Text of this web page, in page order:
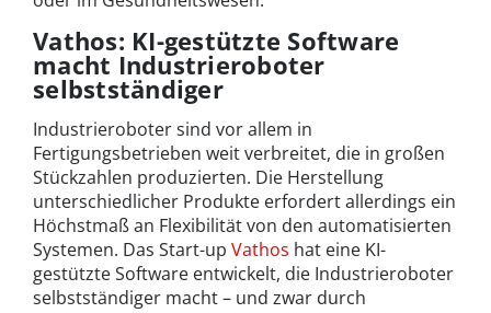
Vathos: KI-gestützte Software
macht Industrieroboter
selbstständiger
Industrieroboter sind vor allem in
Fertigungsbetrieben weit verbreitet, die in großen
Stückzahlen produzierten. Die Herstellung
unterschiedlicher Produkte erfordert allerdings ein
Höchstmaß an Flexibilität von den automatisierten
Systemen. Das Start-up Vathos hat eine KI-
gestützte Software entwickelt, die Industrieroboter
selbstständiger macht – und zwar durch